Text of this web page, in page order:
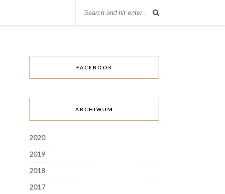
FACEBOOK
ARCHIWUM
2020
2019
2018
2017